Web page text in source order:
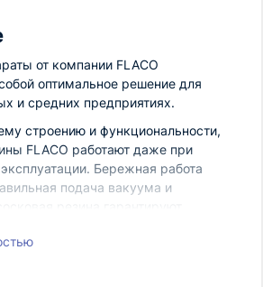
от компании FLACO
оптимальное решение для
и средних предприятиях.
строению и функциональности,
FLACO работают даже при
Бережная работа
подача вакуума и
Все доильные аппараты
делает установку манёвренной и